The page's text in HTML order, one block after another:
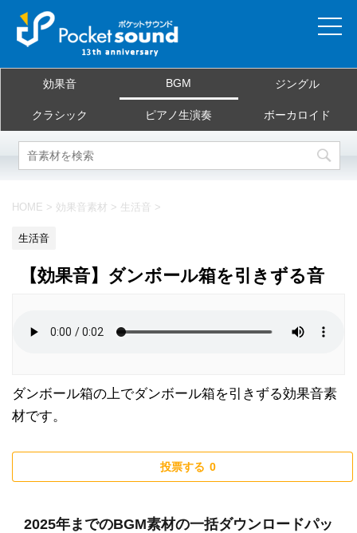
当サイトについて
ご利用規約
お問合せ
効果音 BGM ジングル
クラシック ピアノ生演奏 ボーカロイド
HOME > 効果音素材 > 生活音 >
生活音
【効果音】ダンボール箱を引きずる音
ダンボール箱の上でダンボール箱を引きずる効果音素
材です。
投票する 0
2025年までのBGM素材の一括ダウンロードパッ